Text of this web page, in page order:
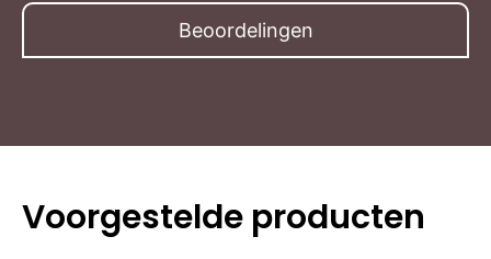
Beoordelingen
Voorgestelde producten